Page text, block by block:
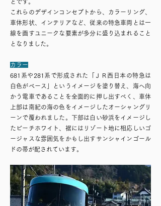
とです。
これらのデザインコンセプトから、カラーリング、
車体形状、インテリアなど、従来の特急車両とは一
線を画すユニークな要素が多分に盛り込まれること
となりました。
​カラー
681系や281系で形成された「ＪＲ西日本の特急は
白色がベース」というイメージを塗り替え、海へ向
かう電車であることを全面的に押し出すべく、車体
上部は南紀の海の色をイメージしたオーシャングリ
ーンで覆われました。下部は白い砂浜をイメージし
たビーチホワイト、裾にはリゾート地に相応しいゴ
ージャスな雰囲気をかもし出すサンシャインゴール
ドの帯が配されています。